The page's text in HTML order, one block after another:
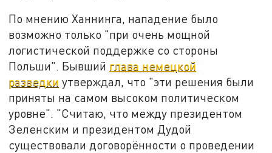
По мнению Ханнинга, нападение было
возможно только "при очень мощной
логистической поддержке со стороны
Польши". Бывший глава немецкой
разведки утверждал, что "эти решения были
приняты на самом высоком политическом
уровне". "Считаю, что между президентом
Зеленским и президентом Дудой
существовали договорённости о проведении